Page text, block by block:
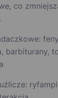
co
barbiturany,